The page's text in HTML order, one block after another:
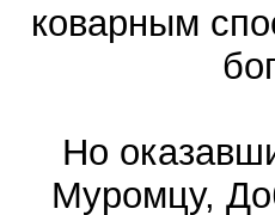
коварным
Но
Муромцу,